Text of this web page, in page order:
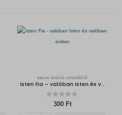
BIBLIAI TANÍTÁS, HITERŐSÍTŐ
Isten Fia – valóban Isten és valóban ember
out of 5
300 Ft